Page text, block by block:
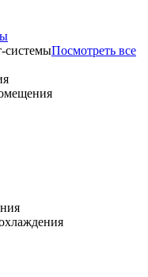
системыПосмотреть все